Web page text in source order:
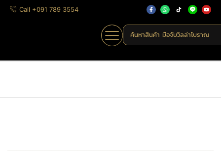
Call +091 789 3554
ค้นหาสินค้า มือจับวิลล่าโบราณ